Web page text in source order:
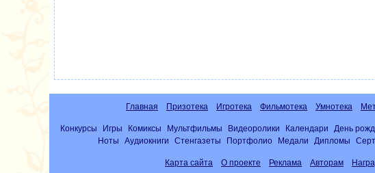
Главная Призотека Игротека Фильмотека Умнотека
Конкурсы Игры Комиксы Мультфильмы Видеоролики Календари День
Ноты
Аудиокниги Стенгазеты Портфолио Медали Дипломы
Карта сайта О проекте Реклама Авторам